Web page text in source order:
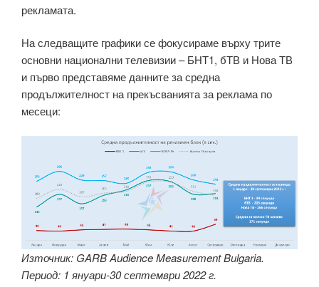
рекламата.
На следващите графики се фокусираме върху трите
основни национални телевизии – БНТ1, бТВ и Нова ТВ
и първо представяме данните за средна
продължителност на прекъсванията за реклама по
месеци:
Източник: GARB Audience Measurement Bulgaria.
Период: 1 януари-30 септември 2022 г.